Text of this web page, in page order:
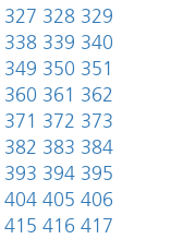
327 328 329
338 339 340
349 350 351
360 361 362
371 372 373
382 383 384
393 394 395
404 405 406
415 416 417